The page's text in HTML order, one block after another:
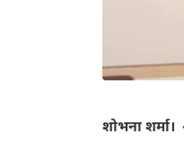
शोभना शर्मा।